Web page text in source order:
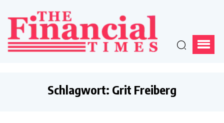
Schlagwort: Grit Freiberg